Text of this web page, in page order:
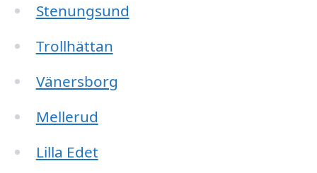
Stenungsund
Trollhättan
Vänersborg
Mellerud
Lilla Edet